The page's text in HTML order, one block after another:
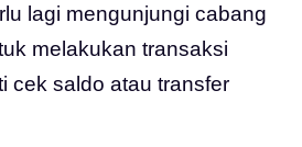
lagi mengunjungi cabang
melakukan transaksi
cek saldo atau transfer